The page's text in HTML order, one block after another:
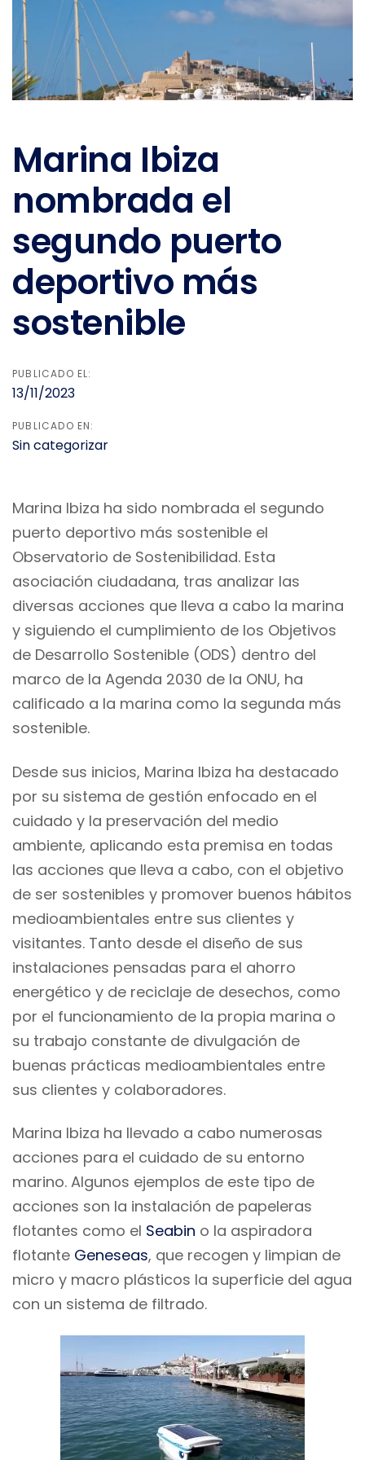
Marina Ibiza
nombrada el
segundo puerto
deportivo más
sostenible
PUBLICADO EL:
13/11/2023
PUBLICADO EN:
Sin categorizar
Marina Ibiza ha sido nombrada el segundo
puerto deportivo más sostenible el
Observatorio de Sostenibilidad. Esta
asociación ciudadana, tras analizar las
diversas acciones que lleva a cabo la marina
y siguiendo el cumplimiento de los Objetivos
de Desarrollo Sostenible (ODS) dentro del
marco de la Agenda 2030 de la ONU, ha
calificado a la marina como la segunda más
sostenible.
Desde sus inicios, Marina Ibiza ha destacado
por su sistema de gestión enfocado en el
cuidado y la preservación del medio
ambiente, aplicando esta premisa en todas
las acciones que lleva a cabo, con el objetivo
de ser sostenibles y promover buenos hábitos
medioambientales entre sus clientes y
visitantes. Tanto desde el diseño de sus
instalaciones pensadas para el ahorro
energético y de reciclaje de desechos, como
por el funcionamiento de la propia marina o
su trabajo constante de divulgación de
buenas prácticas medioambientales entre
sus clientes y colaboradores.
Marina Ibiza ha llevado a cabo numerosas
acciones para el cuidado de su entorno
marino. Algunos ejemplos de este tipo de
acciones son la instalación de papeleras
flotantes como el Seabin o la aspiradora
flotante Geneseas, que recogen y limpian de
micro y macro plásticos la superficie del agua
con un sistema de filtrado.